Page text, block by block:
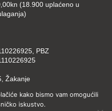
(18.900 uplaćeno u
PBZ
Žakanje
kako bismo vam omogućili
iskustvo.